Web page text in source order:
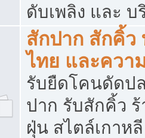
ดับเพลิง และ
สักปาก สักคิ้
ไทย และควา
รับยืดโคนดัดป
ปาก รับสักคิ้ว
ฝุ่น สไตล์เกาห